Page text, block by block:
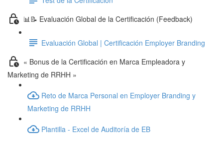
📊📝 Evaluación Global de la Certificación (Feedback)
Evaluación Global | Certificación Employer Branding
« Bonus de la Certificación en Marca Empleadora y
Marketing de RRHH »
Reto de Marca Personal en Employer Branding y
Marketing de RRHH
Plantilla - Excel de Auditoría de EB